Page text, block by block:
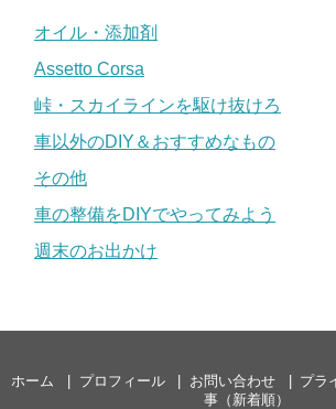
オイル・添加剤
Assetto Corsa
峠・スカイラインを駆け抜けろ
車以外のDIY＆おすすめなもの
その他
車の整備をDIYでやってみよう
週末のお出かけ
ホーム プロフィール お問い合わせ プラ
事（新着順）